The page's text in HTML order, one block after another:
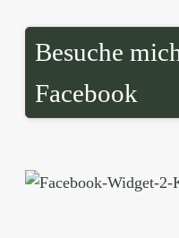
Besuche
Facebook